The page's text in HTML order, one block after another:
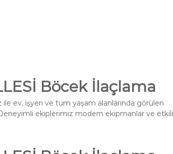
Böcek İlaçlama
ev, işyeri ve tüm yaşam alanlarında görülen
ekiplerimiz modern ekipmanlar ve etkili